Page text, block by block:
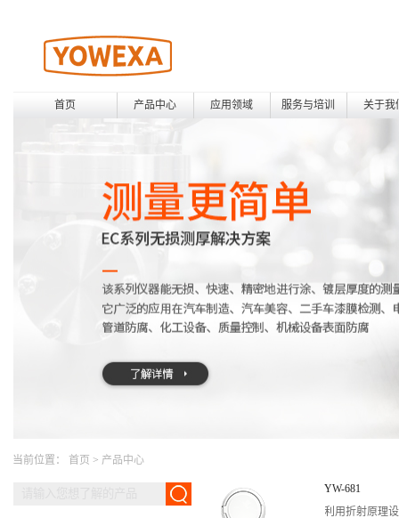
首页 产品中心 应用领域 服务与培训 关于我
当前位置： 首页 > 产品中心
YW-681
利用折射原理